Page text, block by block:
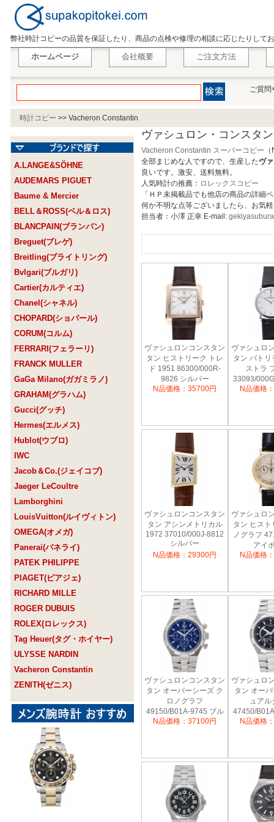
弊社時計コピーの品質を保証したり、商品の点検や修理の相談に応じたりして
ホームページ 会社概要 ご注文方法
ご質問
時計コピー >> Vacheron Constantin
A.LANGE&SÖHNE
AUDEMARS PIGUET
Baume & Mercier
BELL＆ROSS(ベル＆ロス)
BLANCPAIN(ブランパン)
Breguet(ブレゲ)
Breitling(ブライトリング)
Bvlgari(ブルガリ)
Cartier(カルティエ)
Chanel(シャネル)
CHOPARD(ショパール)
CORUM(コルム)
FERRARI(フェラーリ)
FRANCK MULLER
GaGa Milano(ガガミラノ)
GRAHAM(グラハム)
Gucci(グッチ)
Hermes(エルメス)
Hublot(ウブロ)
IWC
Jacob＆Co.(ジェイコブ)
Jaeger LeCoultre
Lamborghini
LouisVuitton(ルイヴィトン)
OMEGA(オメガ)
Panerai(パネライ)
PATEK PHILIPPE
PIAGET(ピアジェ)
RICHARD MILLE
ROGER DUBUIS
ROLEX(ロレックス)
Tag Heuer(タグ・ホイヤー)
ULYSSE NARDIN
Vacheron Constantin
ZENITH(ゼニス)
ヴァシュロン・コンスタ
Vacheron Constantin スーパーコピー
全部まじめな人ですので、生産したヴ
良いです。激安、送料無料。
人気時計の推薦： ロレックスコピー
「ＨＰ未掲載品でも他店の商品の詳細
何か不明な点等ございましたら、お気
担当者：小澤 正幸 E-mail:
ヴァシュロンコンスタン
タン ヒストリーク トレ
ド 1951 86300/000R-
9826 シルバー
N品価格：35700円
ヴァシュロ
タン パトリ
ストラ
33093/
イ
N品価格
ヴァシュロンコンスタン
タン アシンメトリカル
1972 37010/000J-8812
シルバー
N品価格：29300円
ヴァシュロ
タン ヒスト
ノグラフ
アイ
N品価格
ヴァシュロンコンスタン
タン オーバーシーズ ク
ロノグラフ
49150/B01A-9745 ブル
ー
N品価格：37100円
ヴァシュロ
タン オー
ュアル
47450/
ッ
N品価格